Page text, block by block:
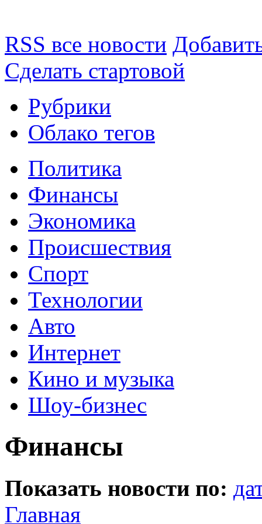
RSS все новости
Сделать стартовой
Рубрики
Облако тегов
Политика
Финансы
Экономика
Происшествия
Спорт
Технологии
Авто
Интернет
Кино и музыка
Шоу-бизнес
Финансы
Показать новости по:
Главная